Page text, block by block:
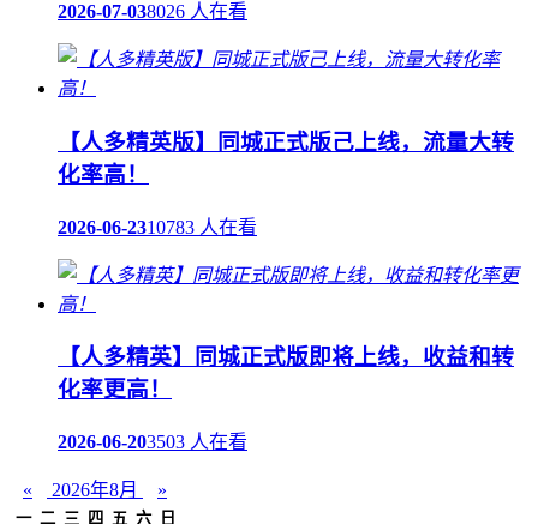
2026-07-038026 人在看
【人多精英版】同城正式版己上线，流量大转
化率高！
2026-06-2310783 人在看
【人多精英】同城正式版即将上线，收益和转
化率更高！
2026-06-203503 人在看
« 2026年8月 »
一 二 三 四 五 六 日